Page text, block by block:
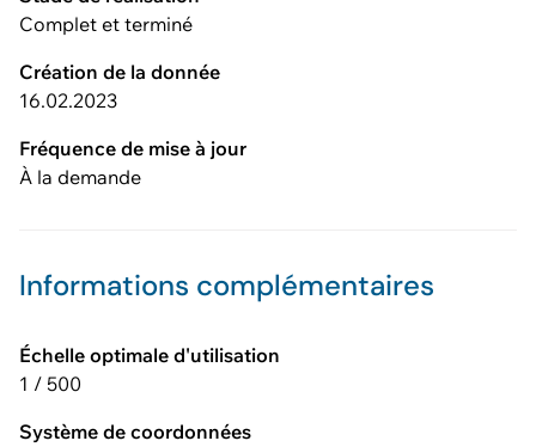
Complet et terminé
Création de la donnée
16.02.2023
Fréquence de mise à jour
À la demande
Informations complémentaires
Échelle optimale d'utilisation
1 / 500
Système de coordonnées